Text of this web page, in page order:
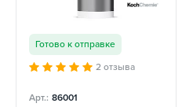
Готово к отправке
2 отзыва
Арт.: 86001